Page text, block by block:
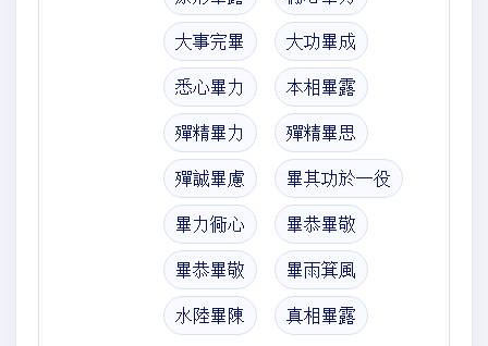
大事完畢 大功畢成
悉心畢力 本相畢露
殫精畢力 殫精畢思
殫誠畢慮 畢其功於一役
畢力衕心 畢恭畢敬
畢恭畢敬 畢雨箕風
水陸畢陳 真相畢露